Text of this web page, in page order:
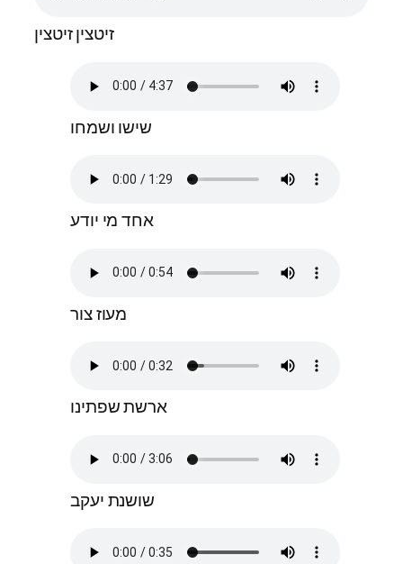
זיטצין זיטצין
שישו ושמחו
אחד מי יודע
מעוז צור
ארשת שפתינו
שושנת יעקב